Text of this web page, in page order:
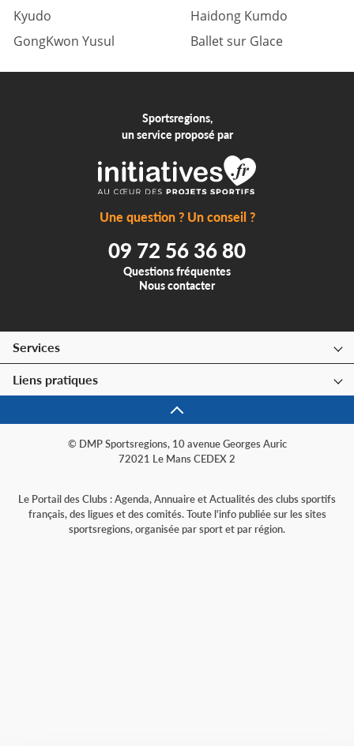
Kyudo
Haidong Kumdo
GongKwon Yusul
Ballet sur Glace
Sportsregions,
un service proposé par
Une question ? Un conseil ?
09 72 56 36 80
Questions fréquentes
Nous contacter
Services
Liens pratiques
© DMP Sportsregions, 10 avenue Georges Auric
72021 Le Mans CEDEX 2
Le Portail des Clubs : Agenda, Annuaire et Actualités des clubs sportifs
français, des ligues et des comités. Toute l'info publiée sur les sites
sportsregions, organisée par sport et par région.